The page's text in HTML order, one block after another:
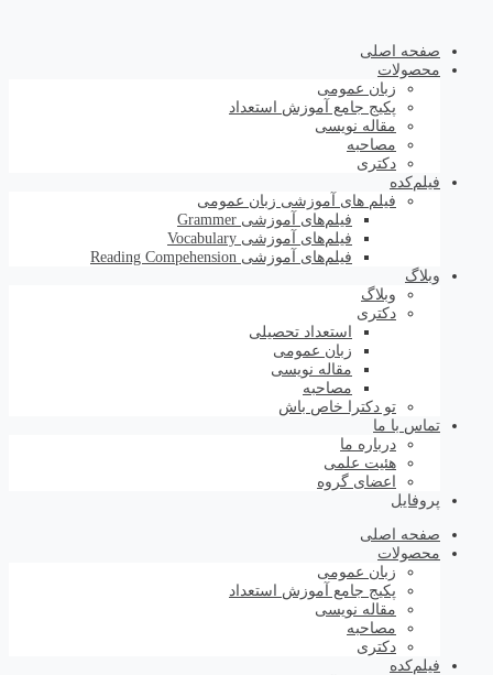
صفحه اصلی
محصولات
زبان عمومی
پکیج جامع آموزش استعداد
مقاله نویسی
مصاحبه
دکتری
فیلم‌کده
فیلم های آموزشی زبان عمومی
فیلم‌های آموزشی Grammer
فیلم‌های آموزشی Vocabulary
فیلم‌های آموزشی Reading Compehension
وبلاگ
وبلاگ
دکتری
استعداد تحصیلی
زبان عمومی
مقاله نویسی
مصاحبه
تو دکترا خاص باش
تماس با ما
درباره ما
هئیت علمی
اعضای گروه
پروفایل
صفحه اصلی
محصولات
زبان عمومی
پکیج جامع آموزش استعداد
مقاله نویسی
مصاحبه
دکتری
فیلم‌کده